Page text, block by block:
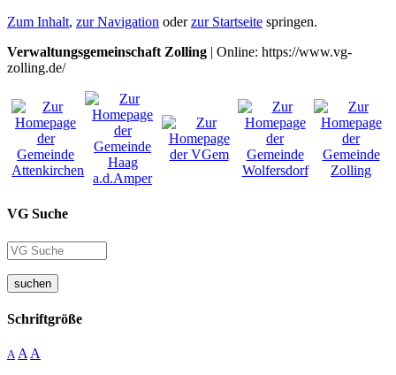
Zum Inhalt, zur Navigation oderzur Startseite springen.
Verwaltungsgemeinschaft Zolling | Online: https://www.vg-
zolling.de/
VG Suche
suchen
Schriftgröße
A A A